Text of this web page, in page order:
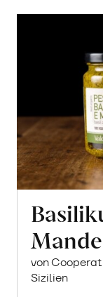
von
Sizilien